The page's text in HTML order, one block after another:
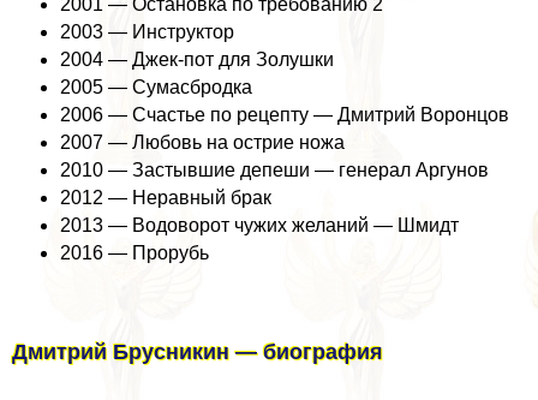
2001 — Остановка по требованию 2
2003 — Инструктор
2004 — Джек-пот для Золушки
2005 — Сумасбродка
2006 — Счастье по рецепту — Дмитрий Воронцов
2007 — Любовь на острие ножа
2010 — Застывшие депеши — генерал Аргунов
2012 — Неравный бpaк
2013 — Водоворот чужих желаний — Шмидт
2016 — Прорубь
Дмитрий Брусникин — биография